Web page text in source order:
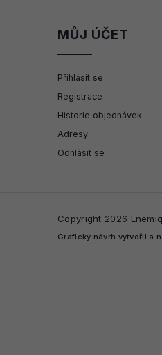
MŮJ ÚČET
Přihlásit se
Registrace
Historie objednávek
Adresy
Odhlásit se
Copyright 2026
Grafický návrh vytvořil a